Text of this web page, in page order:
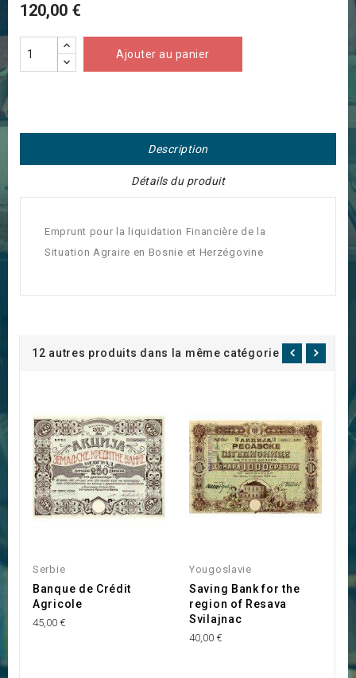
120,00 €
Ajouter au panier
Description
Détails du produit
Emprunt pour la liquidation Financière de la
Situation Agraire en Bosnie et Herzégovine
12 autres produits dans la même catégorie :
Serbie
Banque de Crédit
Agricole
45,00 €
Yougoslavie
Saving Bank for the
region of Resava
Svilajnac
40,00 €